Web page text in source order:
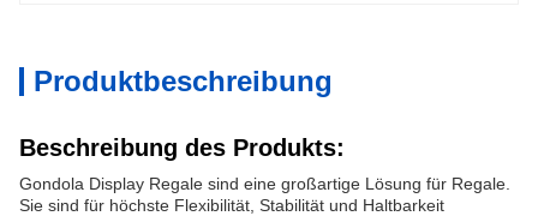
Produktbeschreibung
Beschreibung des Produkts:
Gondola Display Regale sind eine großartige Lösung für Regale.
Sie sind für höchste Flexibilität, Stabilität und Haltbarkeit